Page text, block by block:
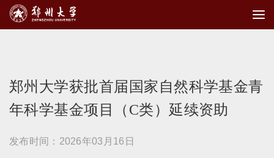
郑州大学获批首届国家自然科学基金青
年科学基金项目（C类）延续资助
发布时间：2026年03月16日